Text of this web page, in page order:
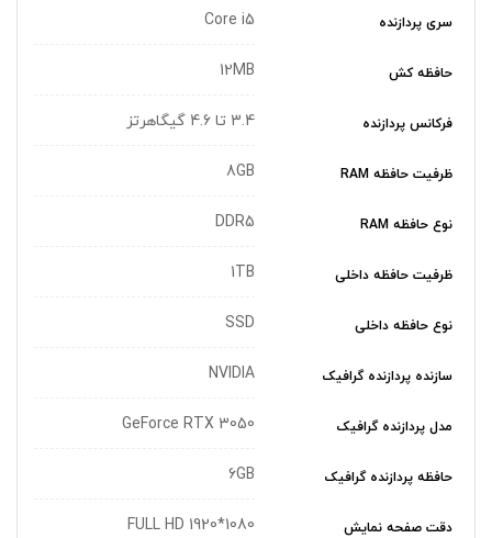
سری پردازنده Core i5
حافظه کش 12MB
فرکانس پردازنده 3.4 تا 4.6 گیگاهرتز
ظرفیت حافظه RAM 8GB
نوع حافظه RAM DDR5
ظرفیت حافظه داخلی 1TB
نوع حافظه داخلی SSD
سازنده پردازنده گرافیک NVIDIA
مدل پردازنده گرافیک GeForce RTX 3050
حافظه پردازنده گرافیک 6GB
دقت صفحه نمایش 1080*1920 FULL HD